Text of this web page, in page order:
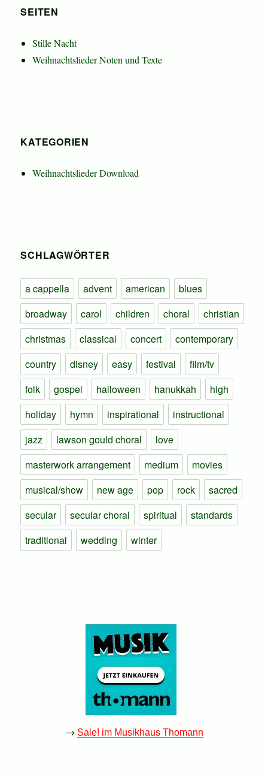
SEITEN
Stille Nacht
Weihnachtslieder Noten und Texte
KATEGORIEN
Weihnachtslieder Download
SCHLAGWÖRTER
a cappella advent american
blues
broadway
carol children choral
christian
christmas
classical concert
contemporary
country
disney easy festival
film/tv
folk
gospel halloween hanukkah
high
holiday
hymn inspirational
instructional
jazz
lawson gould choral
love
masterwork arrangement
medium
movies
musical/show
new age pop rock
sacred
secular
secular choral spiritual
standards
traditional
wedding winter
→ Sale! im Musikhaus Thomann